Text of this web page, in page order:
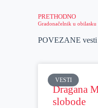
PRETHODNO
POVEZANE vesti
VESTI
Dragana
slobode